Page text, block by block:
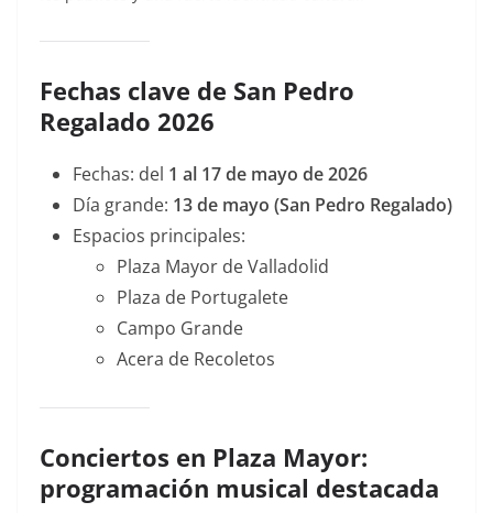
Fechas clave de San Pedro
Regalado 2026
Fechas: del 1 al 17 de mayo de 2026
Día grande: 13 de mayo (San Pedro Regalado)
Espacios principales:
Plaza Mayor de Valladolid
Plaza de Portugalete
Campo Grande
Acera de Recoletos
Conciertos en Plaza Mayor:
programación musical destacada